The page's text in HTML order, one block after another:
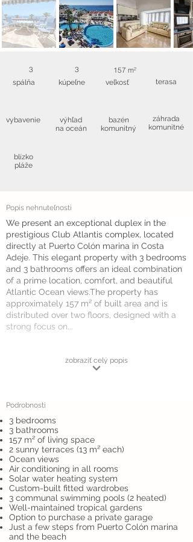
3
spálňa
3
kúpeľne
157 m²
veľkosť
vybavenie
blízko
pláže
výhľad
na oceán
bazén
komunitný
terasa
záhrada
komunitné
Popis nehnuteľnosti
We present an exceptional duplex in the
prestigious Club Atlantis complex, located
directly at Puerto Colón marina in Costa
Adeje. This elegant property with 3 bedrooms
and 3 bathrooms offers an ideal combination
of a prime location, comfort, and beautiful
Atlantic Ocean views.The property has
approximately 157 m² of built area and is
distributed over two floors, designed with a
strong focus on...
zobraziť celý popis
Podrobnosti
3 bedrooms
3 bathrooms
157 m² of living space
2 sunny terraces (13 m² each)
Ocean views
Air conditioning in all rooms
Solar water heating system
Custom-built fitted wardrobes
3 communal swimming pools (2 heated)
Well-maintained tropical gardens
Option to purchase a private garage
Just a few steps from Puerto Colón marina
and the beach